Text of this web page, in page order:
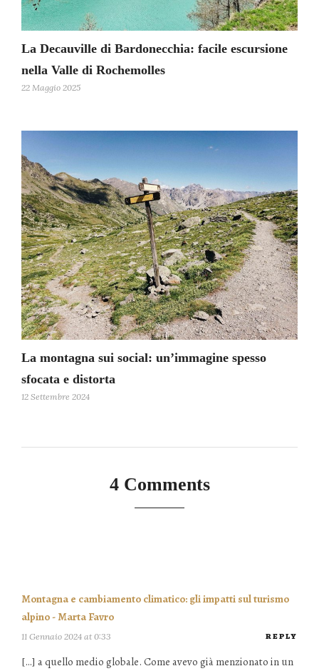
La Decauville di Bardonecchia: facile escursione
nella Valle di Rochemolles
22 Maggio 2025
La montagna sui social: un’immagine spesso
sfocata e distorta
12 Settembre 2024
4 Comments
Montagna e cambiamento climatico: gli impatti sul turismo
alpino - Marta Favro
11 Gennaio 2024 at 0:33 REPLY
[…] a quello medio globale. Come avevo già menzionato in un